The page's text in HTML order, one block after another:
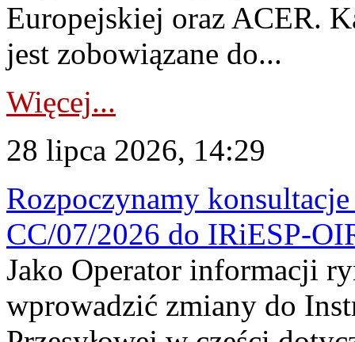
Europejskiej oraz ACER.
jest zobowiązane do...
Więcej...
28 lipca 2026, 14:29
Rozpoczynamy
CC/07/2026 do IRiESP-
Jako Operator informacji
wprowadzić zmiany do